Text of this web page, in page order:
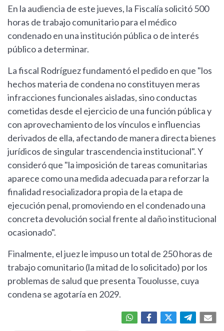
En la audiencia de este jueves, la Fiscalía solicitó 500
horas de trabajo comunitario para el médico
condenado en una institución pública o de interés
público a determinar.
La fiscal Rodríguez fundamentó el pedido en que "los
hechos materia de condena no constituyen meras
infracciones funcionales aisladas, sino conductas
cometidas desde el ejercicio de una función pública y
con aprovechamiento de los vínculos e influencias
derivados de ella, afectando de manera directa bienes
jurídicos de singular trascendencia institucional". Y
consideró que "la imposición de tareas comunitarias
aparece como una medida adecuada para reforzar la
finalidad resocializadora propia de la etapa de
ejecución penal, promoviendo en el condenado una
concreta devolución social frente al daño institucional
ocasionado".
Finalmente, el juez le impuso un total de 250 horas de
trabajo comunitario (la mitad de lo solicitado) por los
problemas de salud que presenta Touolusse, cuya
condena se agotaría en 2029.